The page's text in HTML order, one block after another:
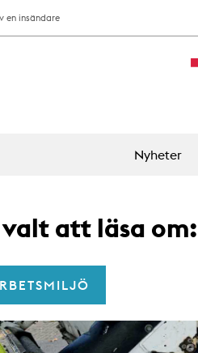
en insändare
Nyheter
valt att läsa